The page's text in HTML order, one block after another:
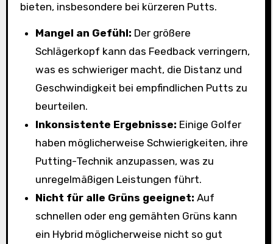
bieten, insbesondere bei kürzeren Putts.
Mangel an Gefühl: Der größere
Schlägerkopf kann das Feedback verringern,
was es schwieriger macht, die Distanz und
Geschwindigkeit bei empfindlichen Putts zu
beurteilen.
Inkonsistente Ergebnisse: Einige Golfer
haben möglicherweise Schwierigkeiten, ihre
Putting-Technik anzupassen, was zu
unregelmäßigen Leistungen führt.
Nicht für alle Grüns geeignet: Auf
schnellen oder eng gemähten Grüns kann
ein Hybrid möglicherweise nicht so gut